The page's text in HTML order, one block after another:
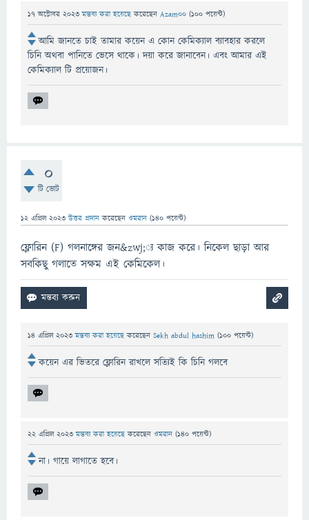
17 অক্টোবর 2023 মন্তব্য করা হয়েছেকরেছেন Azam00 (100 পয়েন্ট)
আমি জানতে চাই তামার কয়েন এ কোন কেমিক্যাল ব্যাবহার করলে
চিনি অথবা পানিতে ভেসে থাকে। দয়া করে জানাবেন। এবং আমার এই
কেমিক্যাল টি প্রয়োজন।
0
টি ভোট
12 এপ্রিল 2023 উত্তর প্রদান করেছেন ওমরান (140 পয়েন্ট)
ফ্লোরিন (F) গলনাঙ্গের জন&zwj;্য কাজ করে। নিকেল ছাড়া আর
সবকিছু গলাতে সক্ষম এই কেমিকেল।
14 এপ্রিল 2023 মন্তব্য করা হয়েছেকরেছেন Sekh abdul hashim (100 পয়েন্ট)
কয়েন এর ভিতরে ফ্লোরিন রাখলে সত্যিই কি চিনি গলবে
22 এপ্রিল 2023 মন্তব্য করা হয়েছেকরেছেন ওমরান (140 পয়েন্ট)
না। গায়ে লাগাতে হবে।